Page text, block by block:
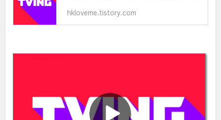
hkloveme.tistory.com